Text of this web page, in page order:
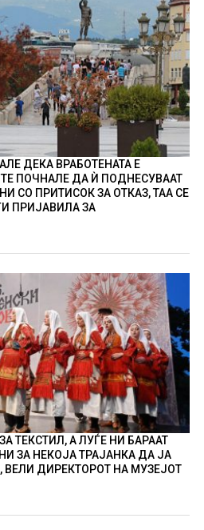
ДЕКА ВРАБОТЕНАТА Е
ПОЧНАЛЕ ДА Ѝ ПОДНЕСУВААТ
СО ПРИТИСОК ЗА ОТКАЗ, ТАА СЕ
ПРИЈАВИЛА ЗА
ТЕКСТИЛ, А ЛУЃЕ НИ БАРААТ
ЗА НЕКОЈА ТРАЈАНКА ДА ЈА
ДИРЕКТОРОТ НА МУЗЕЈОТ